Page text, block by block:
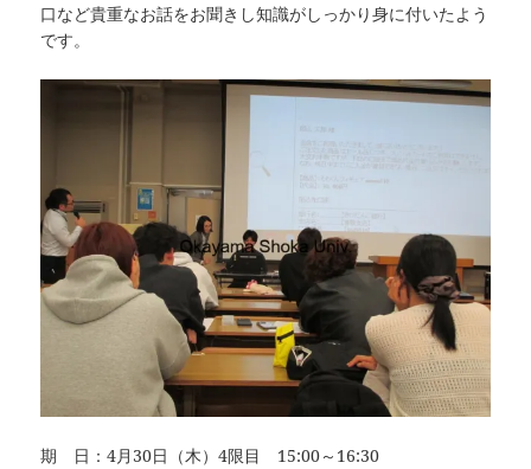
口など貴重なお話をお聞きし知識がしっかり身に付いたよう
です。
期 日：4月30日（木）4限目 15:00～16:30